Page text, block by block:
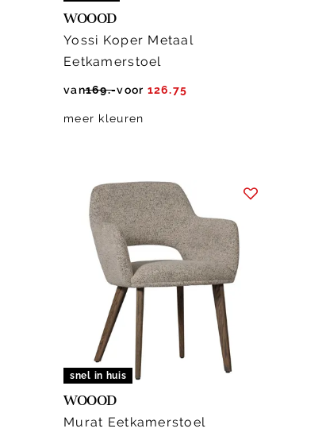
WOOOD
Yossi Koper Metaal
Eetkamerstoel
van169.-voor 126.75
meer kleuren
snel in huis
WOOOD
Murat Eetkamerstoel